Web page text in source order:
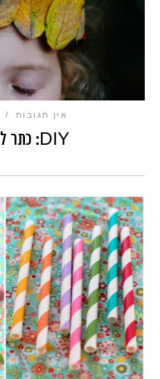
אין תגובות
DIY: כתר למלכת היער